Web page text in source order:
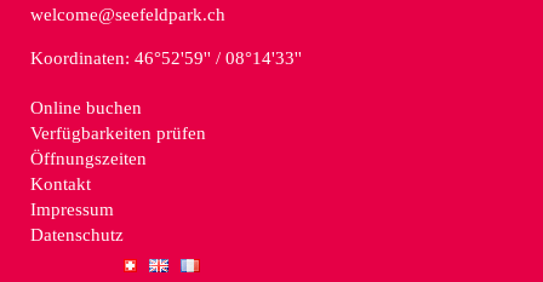
welcome@seefeldpark.ch
Koordinaten: 46°52'59'' / 08°14'33''
Online buchen
Verfügbarkeiten prüfen
Öffnungszeiten
Kontakt
Impressum
Datenschutz